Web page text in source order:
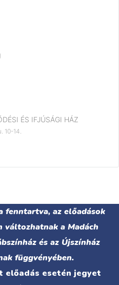
ÉS IFJÚSÁGI HÁZ
10-14.
fenntartva, az előadások
a Madách
és az Újszínház
függvényében.
előadás esetén jegyet